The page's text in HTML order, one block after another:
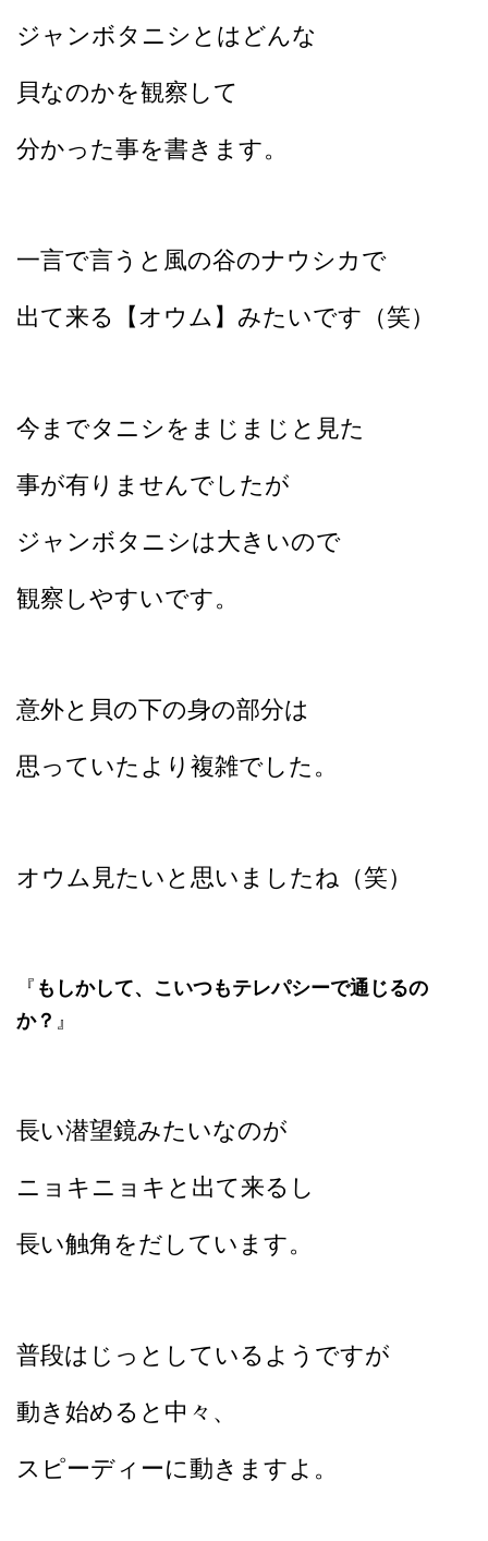
ジャンボタニシとはどんな
貝なのかを観察して
分かった事を書きます。
一言で言うと風の谷のナウシカで
出て来る【オウム】みたいです（笑）
今までタニシをまじまじと見た
事が有りませんでしたが
ジャンボタニシは大きいので
観察しやすいです。
意外と貝の下の身の部分は
思っていたより複雑でした。
オウム見たいと思いましたね（笑）
『 もしかして、こいつもテレパシーで通じるの
か？ 』
長い潜望鏡みたいなのが
ニョキニョキと出て来るし
長い触角をだしています。
普段はじっとしているようですが
動き始めると中々、
スピーディーに動きますよ。